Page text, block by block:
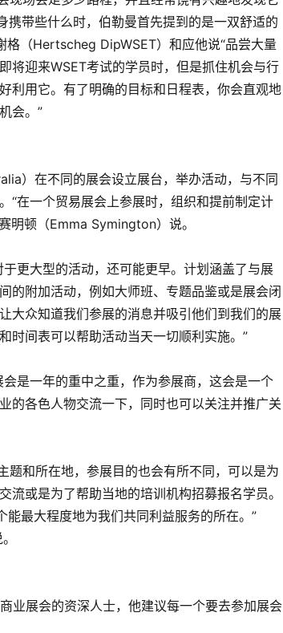
带些什么时，伯勒曼首先提到的是一双舒适的
格（Hertscheg DipWSET）和应他说“品尝大量
将迎来WSET考试的学员时，但是抓住机会与行
利用它。有了明确的目标和日程表，你会直观地
会。”
）在不同的展会设立展台，举办活动，与不同
“在一个贸易展会上参展时，组织和提前制定计
明顿（Emma Symington）说。
更大型的活动，还可能更早。计划涵盖了与展
的附加活动，例如大师班、专题品鉴或是展会闭
大众知道我们参展的消息并吸引他们到我们的展
时间表可以帮助活动当天一切顺利实施。”
是一年的重中之重，作为参展商，这会是一个
的各色人物交流一下，同时也可以关注并推广关
题和所在地，参展目的也会有所不同，可以是为
或是为了帮助当地的培训机构招募报名学员。
最大程度地为我们共同利益服务的所在。”
业展会的资深人士，他建议每一个要去参加展会